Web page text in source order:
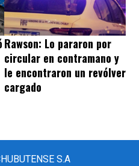
Rawson: Lo pararon por
circular en contramano y
le encontraron un revólver
cargado
S.A